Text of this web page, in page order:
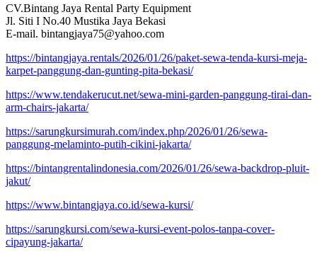
CV.Bintang Jaya Rental Party Equipment
Jl. Siti I No.40 Mustika Jaya Bekasi
E-mail. bintangjaya75@yahoo.com
https://bintangjaya.rentals/2026/01/26/paket-sewa-tenda-kursi-meja-
karpet-panggung-dan-gunting-pita-bekasi/
https://www.tendakerucut.net/sewa-mini-garden-panggung-tirai-dan-
arm-chairs-jakarta/
https://sarungkursimurah.com/index.php/2026/01/26/sewa-
panggung-melaminto-putih-cikini-jakarta/
https://bintangrentalindonesia.com/2026/01/26/sewa-backdrop-pluit-
jakut/
https://www.bintangjaya.co.id/sewa-kursi/
https://sarungkursi.com/sewa-kursi-event-polos-tanpa-cover-
cipayung-jakarta/